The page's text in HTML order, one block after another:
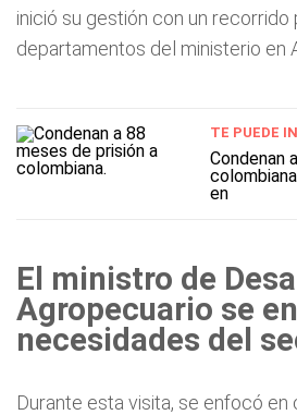
inició su gestión con un recorrido
departamentos del ministerio en
TE PUEDE
Condenan
en
El ministro de
Agropecuario se
necesidades del
Durante esta visita, se enfocó